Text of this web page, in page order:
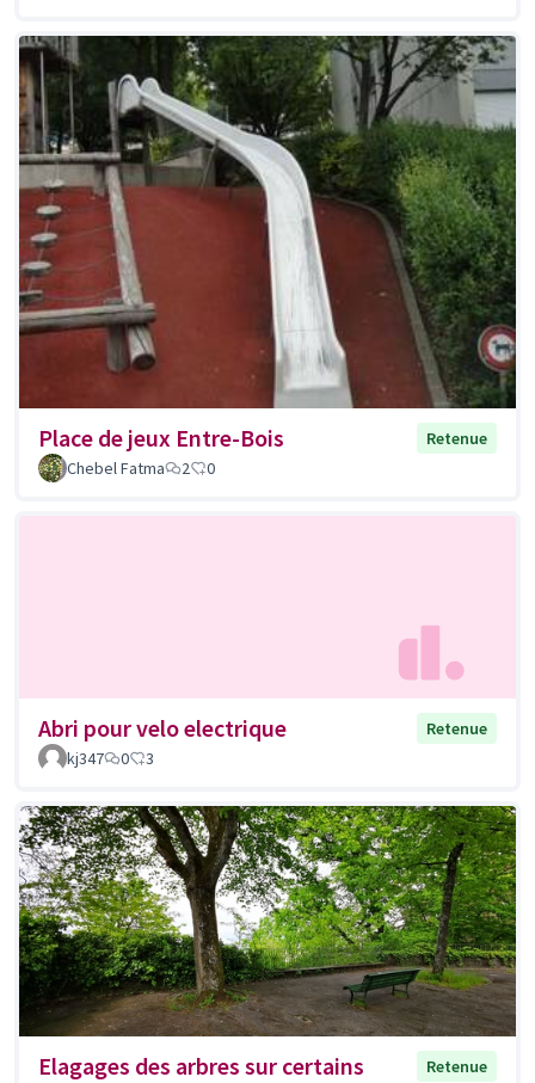
Place de jeux Entre-Bois
Retenue
Chebel Fatma
2 0
Abri pour velo electrique
Retenue
kj347
0 3
Elagages des arbres sur certains
Retenue